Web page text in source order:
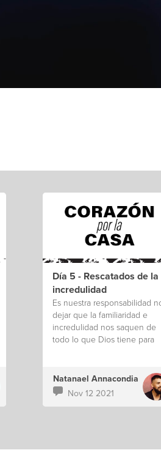
Día 5 - Rescatados de la
incredulidad
Es nuestra responsabilidad
dejar que la familiaridad e
incredulidad nos saquen de
todo lo que Dios tiene para
Natanael Annacondia
Nov 12 2021